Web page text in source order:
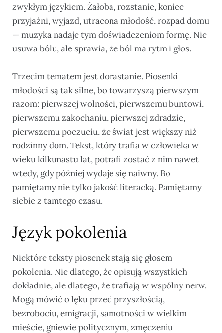
zwykłym językiem. Żałoba, rozstanie, koniec
przyjaźni, wyjazd, utracona młodość, rozpad domu
— muzyka nadaje tym doświadczeniom formę. Nie
usuwa bólu, ale sprawia, że ból ma rytm i głos.
Trzecim tematem jest dorastanie. Piosenki
młodości są tak silne, bo towarzyszą pierwszym
razom: pierwszej wolności, pierwszemu buntowi,
pierwszemu zakochaniu, pierwszej zdradzie,
pierwszemu poczuciu, że świat jest większy niż
rodzinny dom. Tekst, który trafia w człowieka w
wieku kilkunastu lat, potrafi zostać z nim nawet
wtedy, gdy później wydaje się naiwny. Bo
pamiętamy nie tylko jakość literacką. Pamiętamy
siebie z tamtego czasu.
Język pokolenia
Niektóre teksty piosenek stają się głosem
pokolenia. Nie dlatego, że opisują wszystkich
dokładnie, ale dlatego, że trafiają w wspólny nerw.
Mogą mówić o lęku przed przyszłością,
bezrobociu, emigracji, samotności w wielkim
mieście, gniewie politycznym, zmęczeniu